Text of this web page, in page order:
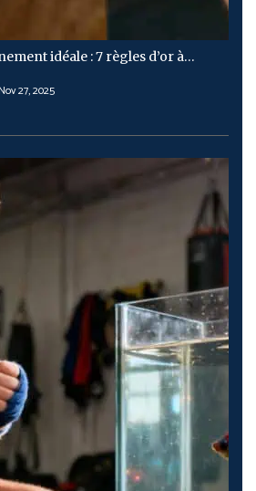
idéale : 7 règles d’or à…
Nov 27, 2025